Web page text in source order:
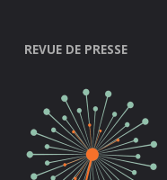
REVUE DE PRESSE